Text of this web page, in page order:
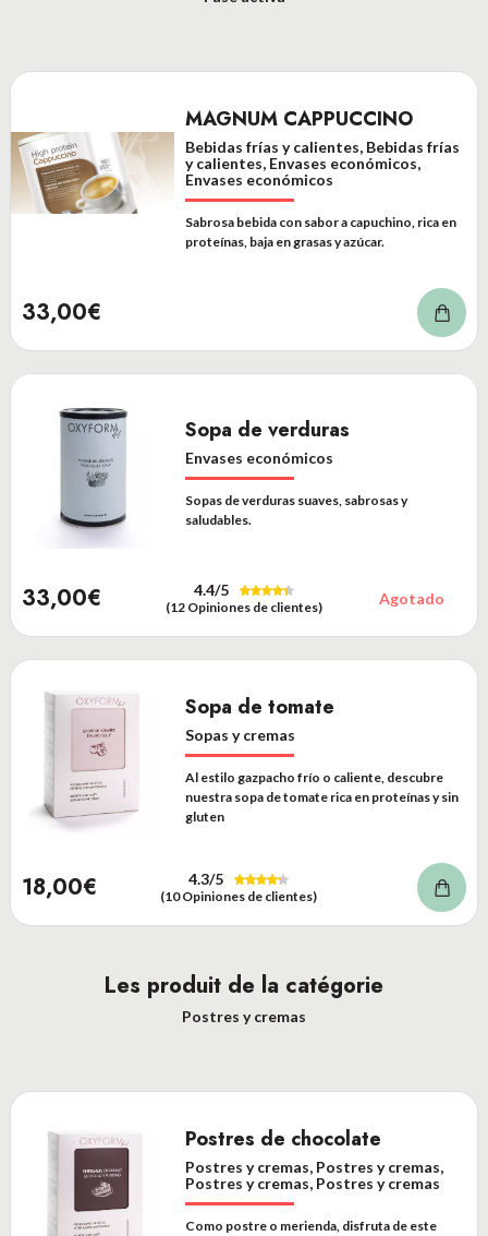
MAGNUM CAPPUCCINO
Bebidas frías y calientes, Bebidas frías
y calientes, Envases económicos,
Envases económicos
Sabrosa bebida con sabor a capuchino, rica en
proteínas, baja en grasas y azúcar.
33,00€
Sopa de verduras
Envases económicos
Sopas de verduras suaves, sabrosas y
saludables.
33,00€ 4.4/5
(12 Opiniones de clientes) Agotado
Sopa de tomate
Sopas y cremas
Al estilo gazpacho frío o caliente, descubre
nuestra sopa de tomate rica en proteínas y sin
gluten
18,00€ 4.3/5
(10 Opiniones de clientes)
Les produit de la catégorie
Postres y cremas
Postres de chocolate
Postres y cremas, Postres y cremas,
Postres y cremas, Postres y cremas
Como postre o merienda, disfruta de este